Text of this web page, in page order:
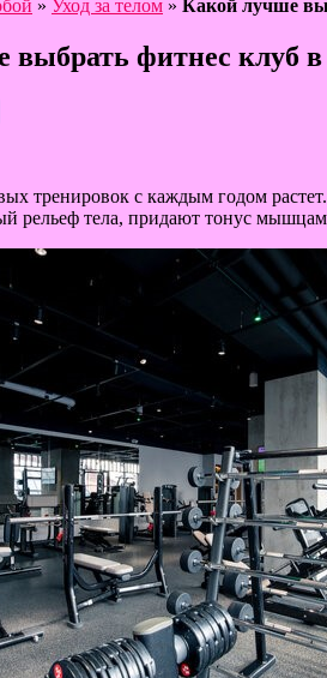
» Уход за телом » Какой лучше
выбрать фитнес клуб
тренировок с каждым годом
рельеф тела, придают тонус